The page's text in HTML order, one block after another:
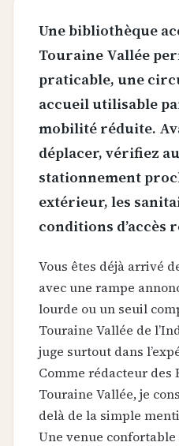
Une bibliothèque
Touraine Vallée
praticable, une
accueil utilisable
mobilité réduite.
déplacer, vérifiez
stationnement
extérieur, les
conditions d’accès
Vous êtes déjà arrivé
avec une rampe
lourde ou un seuil
Touraine Vallée de
juge surtout dans
Comme rédacteur des
Touraine Vallée, je
delà de la simple
Une venue